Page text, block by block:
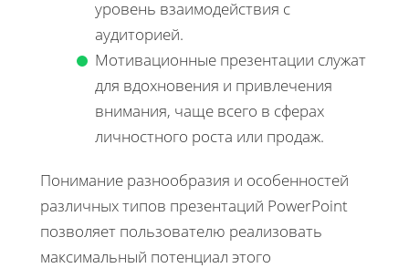
уровень взаимодействия с
аудиторией.
Мотивационные презентации служат
для вдохновения и привлечения
внимания, чаще всего в сферах
личностного роста или продаж.
Понимание разнообразия и особенностей
различных типов презентаций PowerPoint
позволяет пользователю реализовать
максимальный потенциал этого